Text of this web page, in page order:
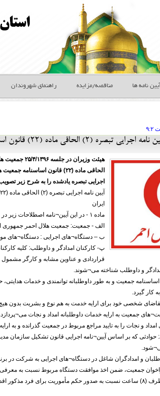
آیین نامه ها مناقصه/مزایده راهنمای شهروندان
۹:۲
معاون اول رئیس
اجرایی تبصره یادشده را به شرح زیر
ایران
ماده ۱ - در این آیین¬نامه اصطلاحات زیر در معانی مشروح مربوط به کار می¬روند:
الف - جمعیت: جمعیت هلال احمر جمهوری
ب – دستگاه¬های اجرایی : دستگاه¬های موضوع (۵) قانون مدیریت
پ- کارکنان امدادگر و داوطلب: کلیه
قراردادی و عناوین مشابه و کارگر
و داوطلب شناخته می¬شوند.
جمعیت و به طور داوطلبانه توانمندی و خدمات
کار گیرد.
شخصی خود برای ارایه خدمت به هم نوع و بشریت بدون
جمعیت به ارایه خدمات داوطلبانه امداد و نجات می¬پردازد.
و نجات را به تایید مراجع مربوط در جمعیت گذرانده و به
و امدادگران شاغل در دستگاه¬های اجرایی به شرکت در
جمعیت، ضمن اخذ موافقت دستگاه مربوط نسبت به معرفی
است در صورت موافقت، حداکثر ظرف (۸) ساعت نسبت به صدور حکم مأموریت